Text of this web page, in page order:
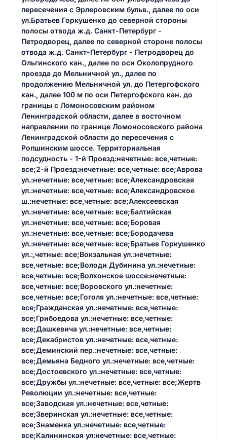
пересечения с Эрлеровским бульв., далее по оси
ул.Братьев Горкушенко до северной стороны
полосы отвода ж.д. Санкт-Петербург -
Петродворец, далее по северной стороне полосы
отвода ж.д. Санкт-Петербург - Петродворец до
Ольгинского кан., далее по оси Околопрудного
проезда до Мельничной ул., далее по
продолжению Мельничной ул. до Петергофского
кан., далее 100 м по оси Петергофского кан. до
границы с Ломоносовским районом
Ленинградской области, далее в восточном
направлении по границе Ломоносовского района
Ленинградской области до пересечения с
Ропшинским шоссе. Территориальная
подсудность - 1-й Проезд:нечетные: все,четные:
все;2-й Проезд:нечетные: все,четные: все;Аврова
ул.:нечетные: все,четные: все;Александровская
ул.:нечетные: все,четные: все;Александровское
ш.:нечетные: все,четные: все;Алексеевская
ул.:нечетные: все,четные: все;Балтийская
ул.:нечетные: все,четные: все;Боровая
ул.:нечетные: все,четные: все;Бородачева
ул.:нечетные: все,четные: все;Братьев Горкушенко
ул.:,четные: все;Вокзальная ул.:нечетные:
все,четные: все;Володи Дубинина ул.:нечетные:
все,четные: все;Волхонское шоссе:нечетные:
все,четные: все;Воровского ул.:нечетные:
все,четные: все;Гоголя ул.:нечетные: все,четные:
все;Гражданская ул.:нечетные: все,четные:
все;Грибоедова ул.:нечетные: все,четные:
все;Дашкевича ул.:нечетные: все,четные:
все;Декабристов ул.:нечетные: все,четные:
все;Деминский пер.:нечетные: все,четные:
все;Демьяна Бедного ул.:нечетные: все,четные:
все;Достоевского ул.:нечетные: все,четные:
все;Дружбы ул.:нечетные: все,четные: все;Жертв
Революции ул.:нечетные: все,четные:
все;Заводская ул.:нечетные: все,четные:
все;Зверинская ул.:нечетные: все,четные:
все;Знаменка ул.:нечетные: все,четные:
все;Калининская ул:нечетные: все,четные: